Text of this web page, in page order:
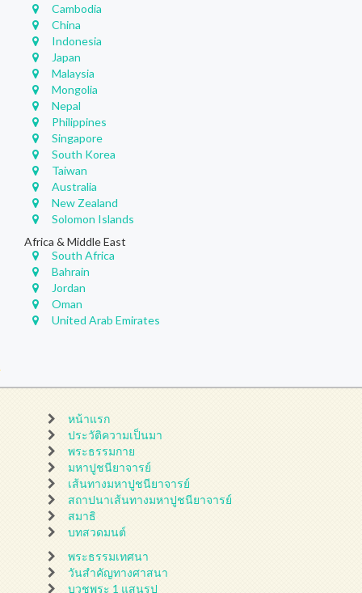
Cambodia
China
Indonesia
Japan
Malaysia
Mongolia
Nepal
Philippines
Singapore
South Korea
Taiwan
Australia
New Zealand
Solomon Islands
Africa & Middle East
South Africa
Bahrain
Jordan
Oman
United Arab Emirates
หน้าแรก
ประวัติความเป็นมา
พระธรรมกาย
มหาปูชนียาจารย์
เส้นทางมหาปูชนียาจารย์
สถาปนาเส้นทางมหาปูชนียาจารย์
สมาธิ
บทสวดมนต์
พระธรรมเทศนา
วันสำคัญทางศาสนา
บวชพระ 1 แสนรูป